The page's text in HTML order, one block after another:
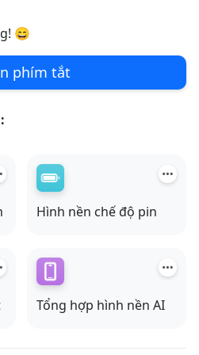
😄
phím tắt
Hình nền chế độ pin
Tổng hợp hình nền AI